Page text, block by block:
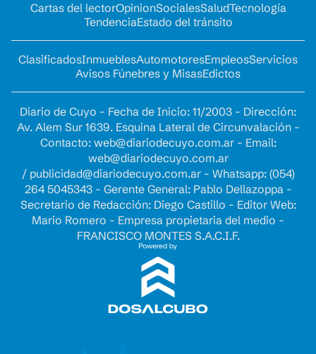
Cartas del lectorOpinionSocialesSaludTecnología
TendenciaEstado del tránsito
ClasificadosInmueblesAutomotoresEmpleosServicios
Avisos Fúnebres y MisasEdictos
Diario de Cuyo - Fecha de Inicio: 11/2003 - Dirección:
Av. Alem Sur 1639. Esquina Lateral de Circunvalación -
Contacto: web@diariodecuyo.com.ar- Email:
web@diariodecuyo.com.ar
/ publicidad@diariodecuyo.com.ar- Whatsapp: (054)
264 5045343 - Gerente General: Pablo Dellazoppa -
Secretario de Redacción: Diego Castillo - Editor Web:
Mario Romero - Empresa propietaria del medio -
FRANCISCO MONTES S.A.C.I.F.